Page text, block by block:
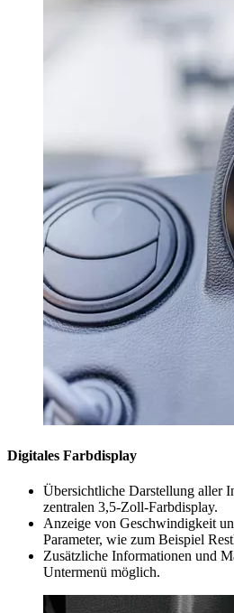
Digitales Farbdisplay
Übersichtliche Darstellung aller
zentralen 3,5-Zoll-Farbdisplay.
Anzeige von Geschwindigkeit
Parameter, wie zum Beispiel
Zusätzliche Informationen und
Untermenü möglich.